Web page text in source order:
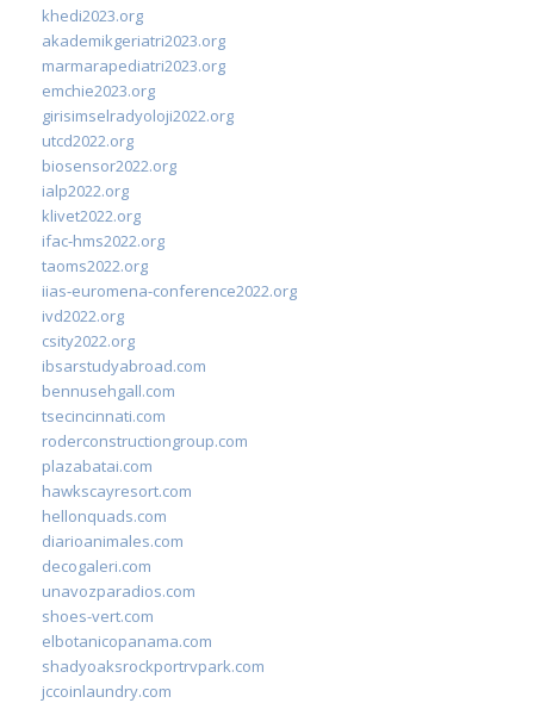
khedi2023.org
akademikgeriatri2023.org
marmarapediatri2023.org
emchie2023.org
girisimselradyoloji2022.org
utcd2022.org
biosensor2022.org
ialp2022.org
klivet2022.org
ifac-hms2022.org
taoms2022.org
iias-euromena-conference2022.org
ivd2022.org
csity2022.org
ibsarstudyabroad.com
bennusehgall.com
tsecincinnati.com
roderconstructiongroup.com
plazabatai.com
hawkscayresort.com
hellonquads.com
diarioanimales.com
decogaleri.com
unavozparadios.com
shoes-vert.com
elbotanicopanama.com
shadyoaksrockportrvpark.com
jccoinlaundry.com